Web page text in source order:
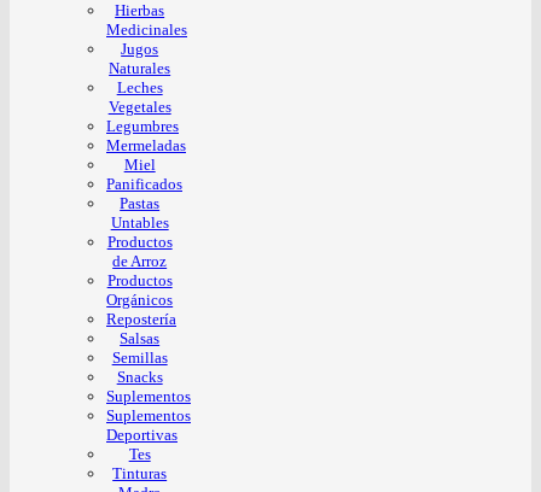
Hierbas
Medicinales
Jugos
Naturales
Leches
Vegetales
Legumbres
Mermeladas
Miel
Panificados
Pastas
Untables
Productos
de Arroz
Productos
Orgánicos
Repostería
Salsas
Semillas
Snacks
Suplementos
Suplementos
Deportivas
Tes
Tinturas